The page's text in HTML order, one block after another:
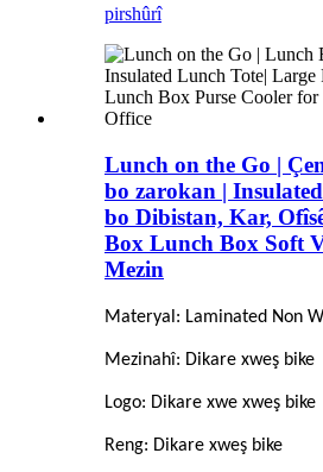
pirshûrî
Lunch on the Go |
bo zarokan |
bo Dibistan, Kar,
Box Lunch Box Soft
Mezin
Materyal: Laminated Non
Mezinahî: Dikare xweş bike
Logo: Dikare xwe xweş bike
Reng: Dikare xweş bike